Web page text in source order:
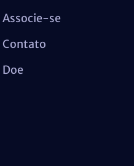
Associe-se
Contato
Doe